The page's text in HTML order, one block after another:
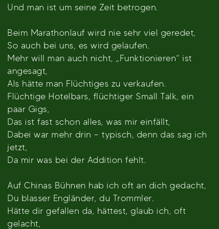
Und man ist um seine Zeit betrogen.
Beim Marathonlauf wird nie sehr viel geredet,
So auch bei uns, es wird gelaufen.
Mehr will man auch nicht, „Funktionieren“ ist
angesagt,
Als hätte man Flüchtiges zu verkaufen.
Flüchtige Hotelbars, flüchtiger Small Talk, ein
paar Gigs,
Das ist fast schon alles, was mir einfällt,
Dabei war mehr drin – typisch, denn das sag ich
jetzt,
Da mir was bei der Addition fehlt.
Auf Chinas Bühnen hab ich oft an dich gedacht,
Du blasser Engländer, du Trommler.
Hätte dir gefallen da, hättest, glaub ich, oft
gelacht,